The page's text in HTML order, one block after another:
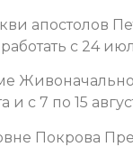
апостолов
с 24
и с 7 по 15
Покрова